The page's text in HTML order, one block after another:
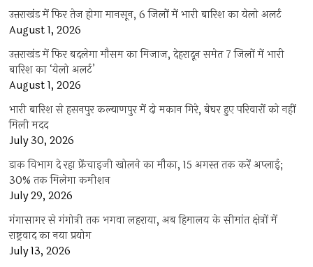
उत्तराखंड में फिर तेज होगा मानसून, 6 जिलों में भारी बारिश का येलो अलर्ट
August 1, 2026
उत्तराखंड में फिर बदलेगा मौसम का मिजाज, देहरादून समेत 7 जिलों में भारी
बारिश का ‘येलो अलर्ट’
August 1, 2026
भारी बारिश से हसनपुर कल्याणपुर में दो मकान गिरे, बेघर हुए परिवारों को नहीं
मिली मदद
July 30, 2026
डाक विभाग दे रहा फ्रेंचाइजी खोलने का मौका, 15 अगस्त तक करें अप्लाई;
30% तक मिलेगा कमीशन
July 29, 2026
गंगासागर से गंगोत्री तक भगवा लहराया, अब हिमालय के सीमांत क्षेत्रों में
राष्ट्रवाद का नया प्रयोग
July 13, 2026